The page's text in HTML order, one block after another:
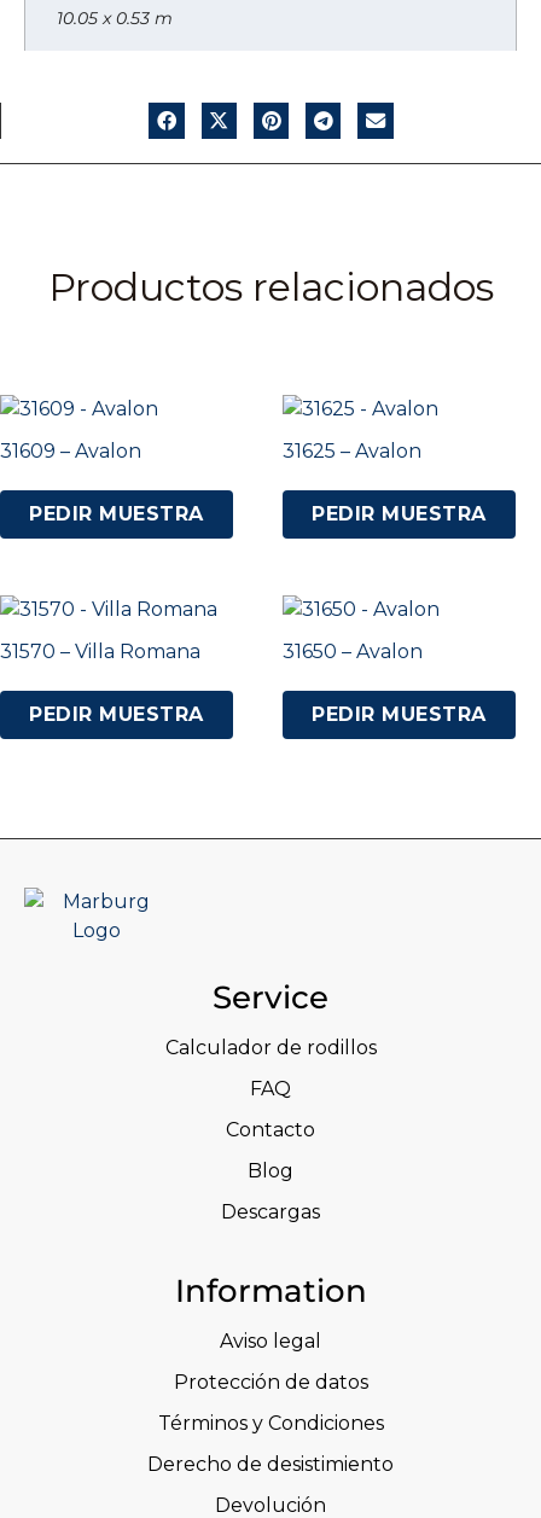
10.05 x 0.53 m
Productos relacionados
31609 – Avalon
PEDIR MUESTRA
31625 – Avalon
PEDIR MUESTRA
31570 – Villa Romana
PEDIR MUESTRA
31650 – Avalon
PEDIR MUESTRA
Service
Calculador de rodillos
FAQ
Contacto
Blog
Descargas
Information
Aviso legal
Protección de datos
Términos y Condiciones
Derecho de desistimiento
Devolución